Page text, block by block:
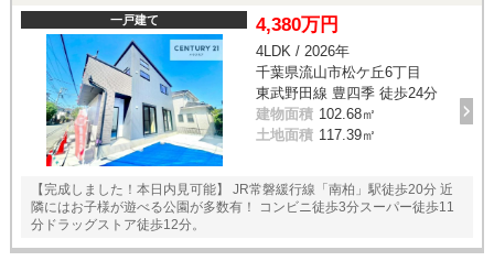
一戸建て 4,380万円
4LDK / 2026年
千葉県流山市松ケ丘6丁目
東武野田線 豊四季 徒歩24分
建物面積 102.68㎡
土地面積 117.39㎡
【完成しました！本日内見可能】 JR常磐緩行線「南柏」駅徒歩20分 近
隣にはお子様が遊べる公園が多数有！ コンビニ徒歩3分スーパー徒歩11
分ドラッグストア徒歩12分。